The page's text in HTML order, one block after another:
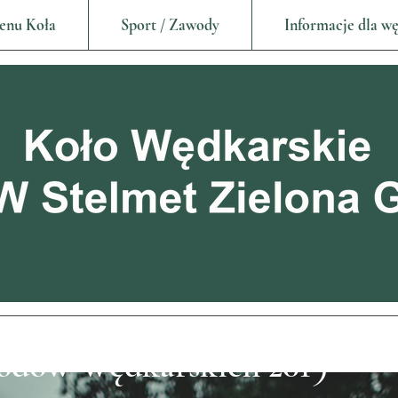
Koła Sport / Zawody Informacje dla
Wędkarskich 2019